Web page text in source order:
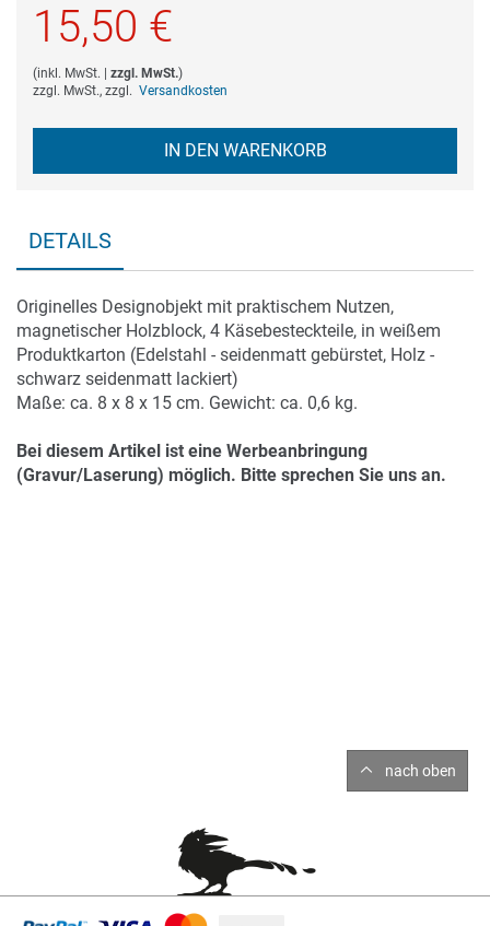
15,50 €
(inkl. MwSt. zzgl. MwSt.)
zzgl. MwSt., zzgl. Versandkosten
IN DEN WARENKORB
DETAILS
Originelles Designobjekt mit praktischem Nutzen,
magnetischer Holzblock, 4 Käsebesteckteile, in weißem
Produktkarton (Edelstahl - seidenmatt gebürstet, Holz -
schwarz seidenmatt lackiert)
Maße: ca. 8 x 8 x 15 cm. Gewicht: ca. 0,6 kg.
Bei diesem Artikel ist eine Werbeanbringung
(Gravur/Laserung) möglich. Bitte sprechen Sie uns an.
nach oben